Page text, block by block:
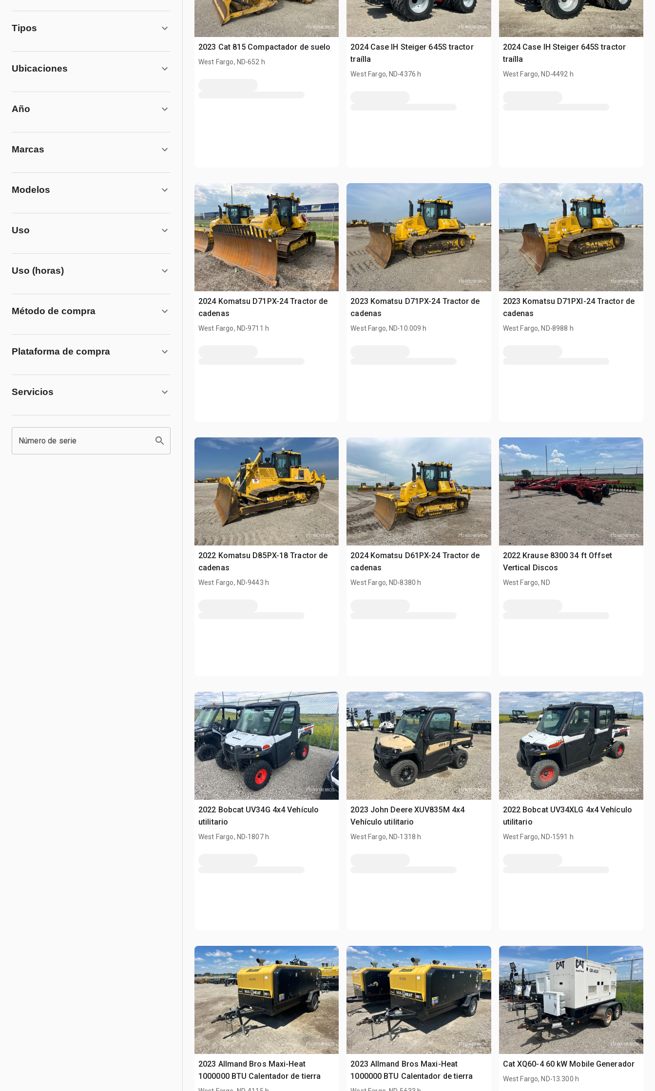
Tipos
Ubicaciones
Año
Marcas
Modelos
Uso
Uso (horas)
Método de compra
Plataforma de compra
Servicios
Número de serie
2023 Cat 815 Compactador de suelo
West Fargo, ND.652 h
2024 Case IH Steiger 645S tractor
traílla
West Fargo, ND.4376 h
2024 Case IH Steiger 645S tractor
traílla
West Fargo, ND.4492 h
2024 Komatsu D71PX-24 Tractor de
cadenas
West Fargo, ND.9711 h
2023 Komatsu D71PX-24 Tractor de
cadenas
West Fargo, ND.10.009 h
2023 Komatsu D71PXI-24 Tractor de
cadenas
West Fargo, ND.8988 h
2022 Komatsu D85PX-18 Tractor de
cadenas
West Fargo, ND.9443 h
2024 Komatsu D61PX-24 Tractor de
cadenas
West Fargo, ND.8380 h
2022 Krause 8300 34 ft Offset
Vertical Discos
West Fargo, ND
2022 Bobcat UV34G 4x4 Vehículo
utilitario
West Fargo, ND.1807 h
2023 John Deere XUV835M 4x4
Vehículo utilitario
West Fargo, ND.1318 h
2022 Bobcat UV34XLG 4x4 Vehículo
utilitario
West Fargo, ND.1591 h
2023 Allmand Bros Maxi-Heat
1000000 BTU Calentador de tierra
2023 Allmand Bros Maxi-Heat
1000000 BTU Calentador de tierra
Cat XQ60-4 60 kW Mobile Generador
West Fargo, ND.13.300 h